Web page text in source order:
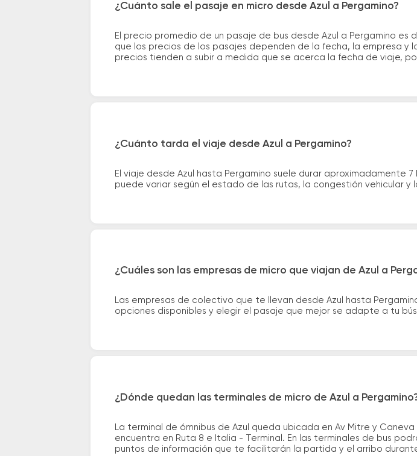
¿Cuánto sale el pasaje en micro desde Azul a Pergamino?
El precio promedio de un pasaje de bus desde Azul a Pergamino
que los precios de los pasajes dependen de la fecha, la empresa y
precios tienden a subir a medida que se acerca la fecha de viaje,
¿Cuánto tarda el viaje desde Azul a Pergamino?
El viaje desde Azul hasta Pergamino suele durar aproximadamente
puede variar según el estado de las rutas, la congestión vehicular
¿Cuáles son las empresas de micro que viajan de Azul a
Las empresas de colectivo que te llevan desde Azul hasta
opciones disponibles y elegir el pasaje que mejor se adapte a tu
¿Dónde quedan las terminales de micro de Azul a
La terminal de ómnibus de Azul queda ubicada en Av Mitre y
encuentra en Ruta 8 e Italia - Terminal. En las terminales de bus
puntos de información que te facilitarán la partida y el arribo